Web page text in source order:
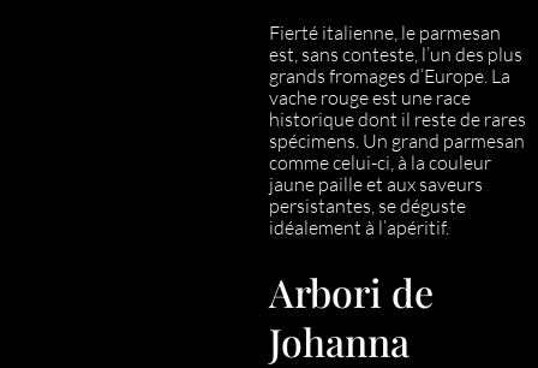
Fierté italienne, le parmesan
est, sans conteste, l’un des plus
grands fromages d’Europe. La
vache rouge est une race
historique dont il reste de rares
spécimens. Un grand parmesan
comme celui-ci, à la couleur
jaune paille et aux saveurs
persistantes, se déguste
idéalement à l’apéritif.
Arbori de
Johanna